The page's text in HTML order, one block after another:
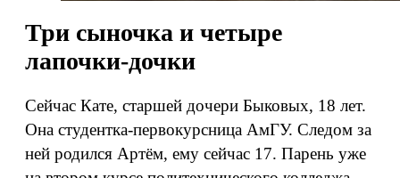
Три сыночка и четыре
лапочки-дочки
Сейчас Кате, старшей дочери Быковых, 18 лет.
Она студентка-первокурсница АмГУ. Следом за
ней родился Артём, ему сейчас 17. Парень уже